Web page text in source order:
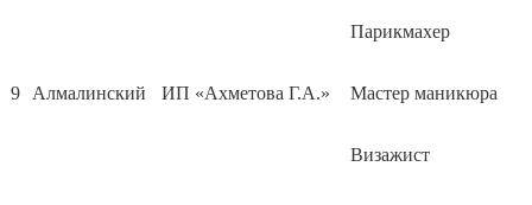
9 Алмалинский ИП «Ахметова Г.А.»
Парикмахер
Мастер маникюра
Визажист